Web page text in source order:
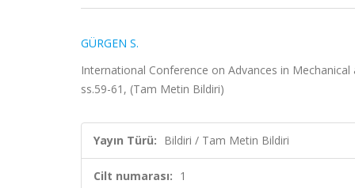
GÜRGEN S.
International Conference on Advances in
ss.59-61, (Tam Metin Bildiri)
Yayın Türü: Bildiri / Tam Metin Bildiri
Cilt numarası: 1